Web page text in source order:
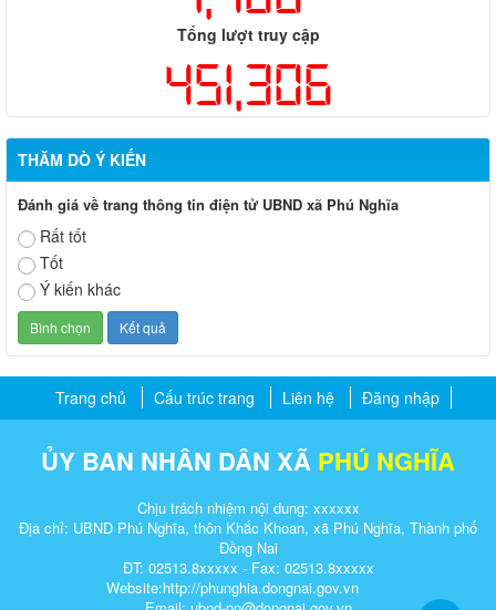
Tổng lượt truy cập
451,306
THĂM DÒ Ý KIẾN
Đánh giá về trang thông tin điện tử UBND xã Phú Nghĩa
Rất tốt
Tốt
Ý kiến khác
Trang chủ Cấu trúc trang Liên hệ Đăng nhập
ỦY BAN NHÂN DÂN XÃ PHÚ NGHĨA
Chịu trách nhiệm nội dung: xxxxxx
Địa chỉ: UBND Phú Nghĩa, thôn Khắc Khoan, xã Phú Nghĩa, Thành phố
Đồng Nai
ĐT: 02513.8xxxxx - Fax: 02513.8xxxxx
Website:http://phunghia.dongnai.gov.vn